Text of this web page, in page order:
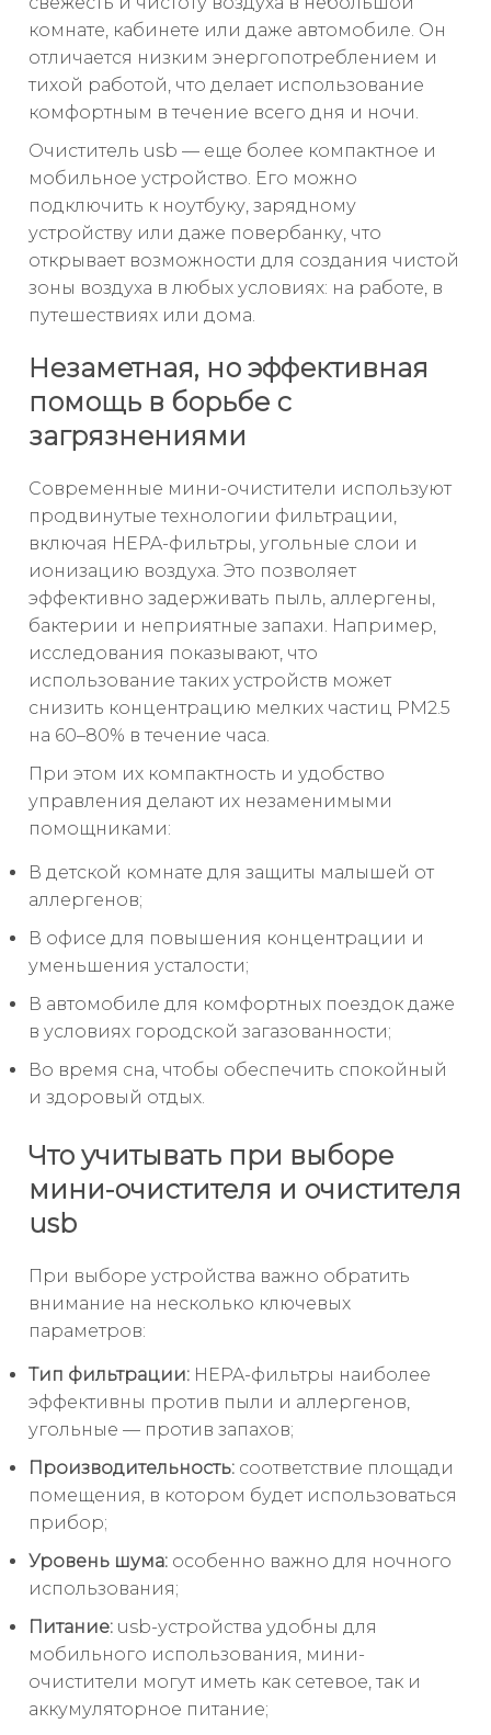
комнате, кабинете или даже автомобиле. Он
отличается низким энергопотреблением и
тихой работой, что делает использование
комфортным в течение всего дня и ночи.
Очиститель usb — еще более компактное и
мобильное устройство. Его можно
подключить к ноутбуку, зарядному
устройству или даже повербанку, что
открывает возможности для создания чистой
зоны воздуха в любых условиях: на работе, в
путешествиях или дома.
Незаметная, но эффективная
помощь в борьбе с
загрязнениями
Современные мини-очистители используют
продвинутые технологии фильтрации,
включая HEPA-фильтры, угольные слои и
ионизацию воздуха. Это позволяет
эффективно задерживать пыль, аллергены,
бактерии и неприятные запахи. Например,
исследования показывают, что
использование таких устройств может
снизить концентрацию мелких частиц PM2.5
на 60–80% в течение часа.
При этом их компактность и удобство
управления делают их незаменимыми
помощниками:
В детской комнате для защиты малышей от
аллергенов;
В офисе для повышения концентрации и
уменьшения усталости;
В автомобиле для комфортных поездок даже
в условиях городской загазованности;
Во время сна, чтобы обеспечить спокойный
и здоровый отдых.
Что учитывать при выборе
мини-очистителя и очистителя
usb
При выборе устройства важно обратить
внимание на несколько ключевых
параметров:
Тип фильтрации: HEPA-фильтры наиболее
эффективны против пыли и аллергенов,
угольные — против запахов;
Производительность: соответствие площади
помещения, в котором будет использоваться
прибор;
Уровень шума: особенно важно для ночного
использования;
Питание: usb-устройства удобны для
мобильного использования, мини-
очистители могут иметь как сетевое, так и
аккумуляторное питание;